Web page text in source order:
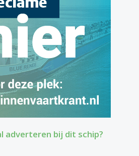
adverteren bij dit schip?